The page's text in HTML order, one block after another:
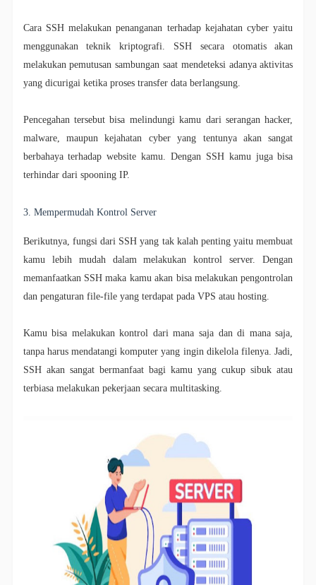
Cara SSH melakukan penanganan terhadap kejahatan cyber yaitu
menggunakan teknik kriptografi. SSH secara otomatis akan
melakukan pemutusan sambungan saat mendeteksi adanya aktivitas
yang dicurigai ketika proses transfer data berlangsung.
Pencegahan tersebut bisa melindungi kamu dari serangan hacker,
malware, maupun kejahatan cyber yang tentunya akan sangat
berbahaya terhadap website kamu. Dengan SSH kamu juga bisa
terhindar dari spooning IP.
3. Mempermudah Kontrol Server
Berikutnya, fungsi dari SSH yang tak kalah penting yaitu membuat
kamu lebih mudah dalam melakukan kontrol server. Dengan
memanfaatkan SSH maka kamu akan bisa melakukan pengontrolan
dan pengaturan file-file yang terdapat pada VPS atau hosting.
Kamu bisa melakukan kontrol dari mana saja dan di mana saja,
tanpa harus mendatangi komputer yang ingin dikelola filenya. Jadi,
SSH akan sangat bermanfaat bagi kamu yang cukup sibuk atau
terbiasa melakukan pekerjaan secara multitasking.